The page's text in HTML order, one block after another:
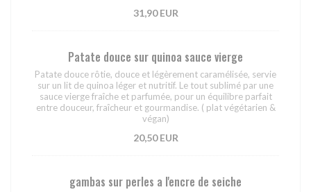
31,90 EUR
Patate douce sur quinoa sauce vierge
Patate douce rôtie, douce et légèrement caramélisée, servie
sur un lit de quinoa léger et nutritif. Le tout sublimé par une
sauce vierge fraîche et parfumée, pour un équilibre parfait
entre douceur, fraîcheur et gourmandise. ( plat végétarien &
végan)
20,50 EUR
gambas sur perles a l'encre de seiche